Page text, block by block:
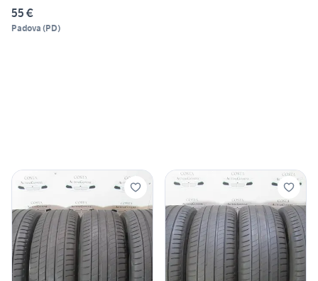
55 €
Padova (PD)